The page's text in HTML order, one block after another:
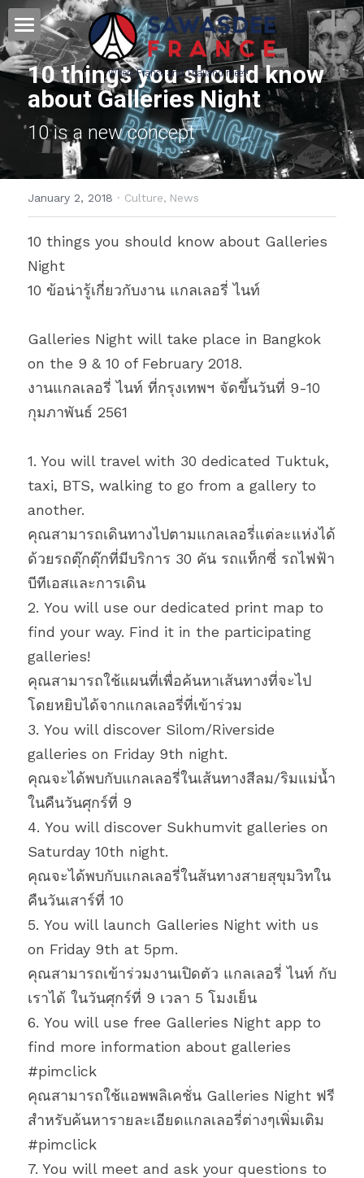
Where France and Thailand meet!
Home - หน้าหลัก
Culture - วัฒนธรรม
Français - ภาษาฝรั่งเศส
Science&Education - วิทยาศาสตร์
Press & Partners
10 things you should know
about Galleries Night
10 is a new concept
January 2, 2018 · Culture, News
10 things you should know about Galleries
Night
10 ข้อน่ารู้เกี่ยวกับงาน แกลเลอรี่ ไนท์
Galleries Night will take place in Bangkok
on the 9 & 10 of February 2018.
งานแกลเลอรี่ ไนท์ ที่กรุงเทพฯ จัดขึ้นวันที่ 9-10
กุมภาพันธ์ 2561
1. You will travel with 30 dedicated Tuktuk,
taxi, BTS, walking to go from a gallery to
another.
คุณสามารถเดินทางไปตามแกลเลอรี่แต่ละแห่งได้
ด้วยรถตุ๊กตุ๊กที่มีบริการ 30 คัน รถแท็กซี่ รถไฟฟ้า
บีทีเอสและการเดิน
2. You will use our dedicated print map to
find your way. Find it in the participating
galleries!
คุณสามารถใช้แผนที่เพื่อค้นหาเส้นทางที่จะไป
โดยหยิบได้จากแกลเลอรี่ที่เข้าร่วม
3. You will discover Silom/Riverside
galleries on Friday 9th night.
คุณจะได้พบกับแกลเลอรี่ในเส้นทางสีลม/ริมแม่น้ำ
ในคืนวันศุกร์ที่ 9
4. You will discover Sukhumvit galleries on
Saturday 10th night.
คุณจะได้พบกับแกลเลอรี่ในส้นทางสายสุขุมวิทใน
คืนวันเสาร์ที่ 10
5. You will launch Galleries Night with us
on Friday 9th at 5pm.
คุณสามารถเข้าร่วมงานเปิดตัว แกลเลอรี่ ไนท์ กับ
เราได้ ในวันศุกร์ที่ 9 เวลา 5 โมงเย็น
6. You will use free Galleries Night app to
find more information about galleries
#pimclick
คุณสามารถใช้แอพพลิเคชั่น Galleries Night ฟรี
สำหรับค้นหารายละเอียดแกลเลอรี่ต่างๆเพิ่มเติม
#pimclick
7. You will meet and ask your questions to